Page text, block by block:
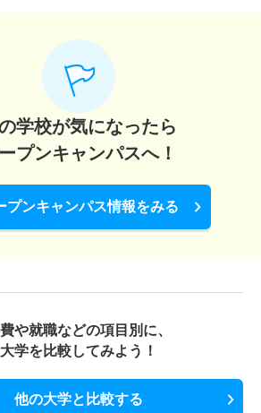
学校が気になったら
プンキャンパスへ！
プンキャンパス情報をみる
や就職などの項目別に、
大学を比較してみよう！
他の大学と比較する